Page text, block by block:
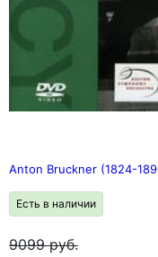
Anton Bruckner (1824-
Есть в наличии
9099руб.